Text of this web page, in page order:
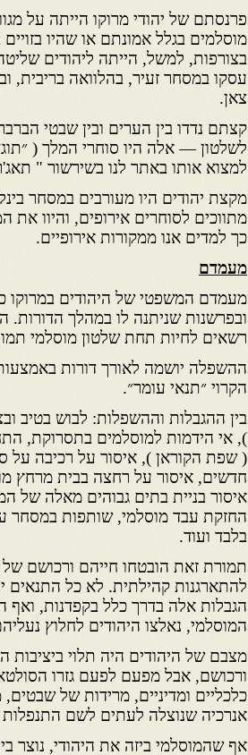
פרנסתם של יהודי מרוקו הייתה על
מוסלמים בגלל אמונתם או שהיו
בצורפות, למשל, הייתה ליהודים
עסקו במסחר זעיר, בהלוואה בריבית,
צאן.
קצתם נדדו בין הערים ובין שבטי
לשלטון — אלה היו סוחרי המלך (
למצוא אותו באתר לנו בשירשור "
מקצת יהודים היו מעורבים במסחר
מתווכים לסוחרים אירופים, והיוו את
כך למדים אנו ממקורות אירופיים.
מעמדם
מעמדם המשפטי של היהודים במרוקו
ובפרשנות שניתנה לו במהלך הדורות.
רשאים לחיות תחת שלטון מוסלמי
ההשפלה יושמה לאורך דורות
הקרוי ״תנאי עומר״.
בין ההגבלות וההשפלות: לבוש בטיב
), אי הידמות למוסלמים בתסרוקת,
( שפת הקוראן ), איסור על רכיבה על
חדשים, איסור על רחצה בבית מרחץ
איסור בניית בתים גבוהים מאלה של
החזקת עבד מוסלמי, שותפות במסחר
בלבד ועוד.
תמורת זאת הובטחו חייהם ורכושם של
להתארגנות קהילתית. לא כל התנאים
הגבלות אלה בדרך כלל בקפדנות, ואף
המוסלמי, נאלצו היהודים לחלוץ
מצבם של היהודים היה תלוי ביציבות
ורכושם, אבל מפעם לפעם גזרו
כלכליים ומדיניים, מרידות של
אנרכיה שנוצלה לעתים לשם התנפלות
אף שהמוסלמי ביזה את היהודי, נוצר